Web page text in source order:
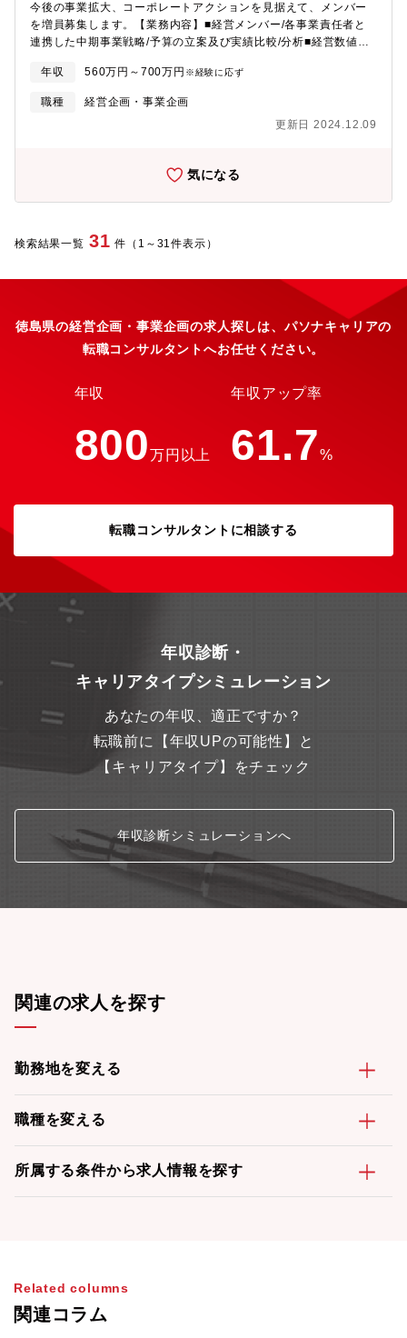
今後の事業拡大、コーポレートアクションを見据えて、メンバー
を増員募集します。【業務内容】■経営メンバー/各事業責任者と
連携した中期事業戦略/予算の立案及び実績比較/分析■経営数値管
会議の進行ならびに経営陣へのプレゼンテーション■経営戦略/経
営分析に基づく課題解決の推進■経営戦略/事業戦略の立案などの
経営の意思決定サポート■投資家や金融機関とのコミュニケーショ
ン(資金調達に関する協議、モニタリングへの対応、等)■M&Aの検
来を創ること=「次世代交通の想像」」を目指し、交通系自社
在では全国47都道府県エリアのタクシー事業者様・地方自治体様
でシステムを導入いただいています。【業界・同社の展望】昨
本版MaaSの推進やライドシェアに関する取り組みや議論が活発化
しています。 同社は、システムでタクシー事業者様や地方自治体
様へのシステム提供等をはじめとして、特に「地方」や「地方タ
クシー業界」「地域交通」においてのノウハウを保有していま
す。 今後はそのノウハウを活用しながら業界の変化・成長に貢献
社会課題の解決に自ら取り組みたい方・スタートアップからの変
は、地域交通の変革期を担うスタートアップ企業です。 「業界の
変革や社会課題解決に係る業界・企業で働きながら自身も成長し
年収 560万円～700万円 ※経験に応ず
職種
経営企画・事業企画
更新日 2024.12.09
気になる
検索結果一覧 31 件（1～31件表示）
徳島県の経営企画・事業企画の求人探しは、パソナキャリアの
転職コンサルタントへお任せください。
年収
800万円以上
年収アップ率
61.7%
転職コンサルタントに相談する
年収診断・
キャリアタイプシミュレーション
あなたの年収、適正ですか？
転職前に【年収UPの可能性】と
【キャリアタイプ】をチェック
年収診断シミュレーションへ
関連の求人を探す
勤務地を変える
職種を変える
所属する条件から求人情報を探す
Related columns
関連コラム